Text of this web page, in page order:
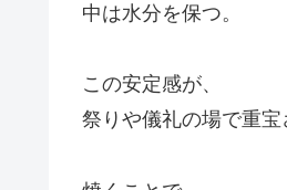
中は水分を保つ。
この安定感が、
祭りや儀礼の場で重宝